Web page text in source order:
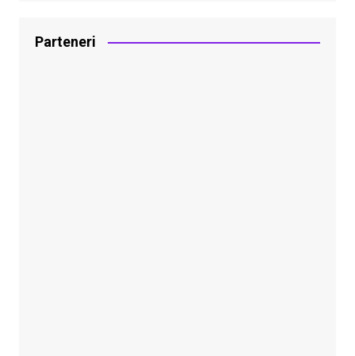
Parteneri